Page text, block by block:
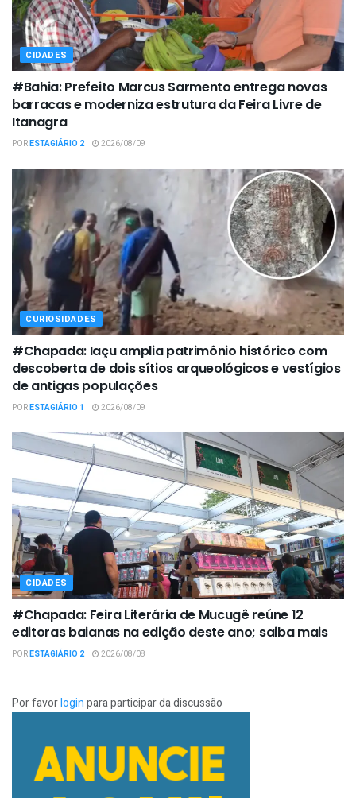
CIDADES
#Bahia: Prefeito Marcus Sarmento entrega novas
barracas e moderniza estrutura da Feira Livre de
Itanagra
PORESTAGIÁRIO 2 2026/08/09
CURIOSIDADES
#Chapada: Iaçu amplia patrimônio histórico com
descoberta de dois sítios arqueológicos e vestígios
de antigas populações
PORESTAGIÁRIO 1 2026/08/09
CIDADES
#Chapada: Feira Literária de Mucugê reúne 12
editoras baianas na edição deste ano; saiba mais
PORESTAGIÁRIO 2 2026/08/08
Por favorloginpara participar da discussão